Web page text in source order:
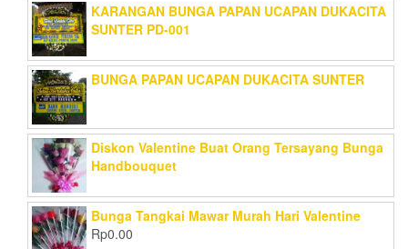
KARANGAN BUNGA PAPAN UCAPAN DUKACITA
SUNTER PD-001
BUNGA PAPAN UCAPAN DUKACITA SUNTER
Diskon Valentine Buat Orang Tersayang Bunga
Handbouquet
Bunga Tangkai Mawar Murah Hari Valentine
Rp0.00